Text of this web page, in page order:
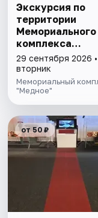
Экскурсия по
территории
Мемориального
комплекса
"Медное"
29 сентября 2026 •
вторник
Мемориальный
"Медное"
от 50 ₽